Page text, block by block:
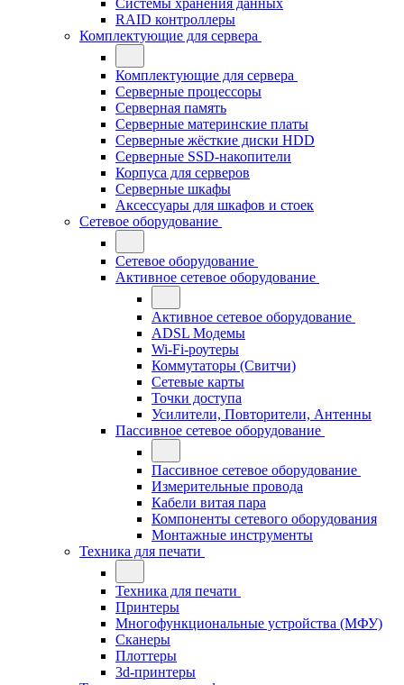
Системы хранения данных
RAID контроллеры
Комплектующие для сервера
Комплектующие для сервера
Серверные процессоры
Серверная память
Серверные материнские платы
Серверные жёсткие диски HDD
Серверные SSD-накопители
Корпуса для серверов
Серверные шкафы
Аксессуары для шкафов и стоек
Сетевое оборудование
Сетевое оборудование
Активное сетевое оборудование
Активное сетевое оборудование
ADSL Модемы
Wi-Fi-роутеры
Коммутаторы (Свитчи)
Сетевые карты
Точки доступа
Усилители, Повторители, Антенны
Пассивное сетевое оборудование
Пассивное сетевое оборудование
Измерительные провода
Кабели витая пара
Компоненты сетевого оборудования
Монтажные инструменты
Техника для печати
Техника для печати
Принтеры
Многофункциональные устройства (МФУ)
Сканеры
Плоттеры
3d-принтеры